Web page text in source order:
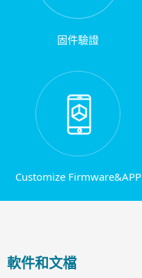
固件驗證
Customize Firmware&APP
軟件和文檔